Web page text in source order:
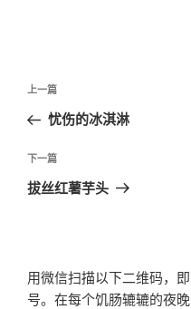
文
导
航
上
一
文
章
上一篇
忧伤的冰淇淋
下
一
下一篇
拔丝红薯芋头
用微信扫描以下二维码，
号。在每个饥肠辘辘的夜